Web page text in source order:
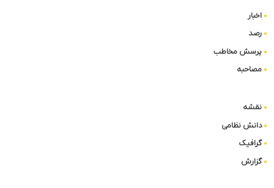
اخبار
رصد
پرسش مخاطب
مصاحبه
نقشه
دانش نظامی
گرافیک
گزارش